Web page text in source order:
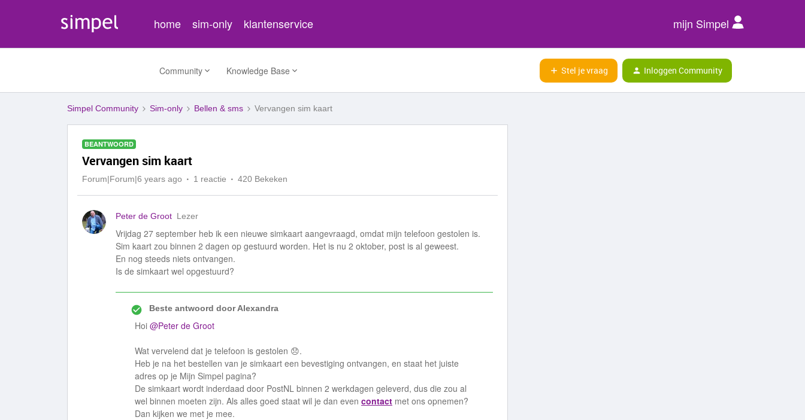
home sim-only klantenservice mijn Simpel
Community Knowledge Base Stel je vraag Inloggen Community
Simpel Community Sim-only Bellen & sms Vervangen sim kaart
BEANTWOORD
Vervangen sim kaart
Forum|Forum|6 years ago 1 reactie 420 Bekeken
Peter de Groot Lezer
Vrijdag 27 september heb ik een nieuwe simkaart aangevraagd, omdat mijn telefoon gestolen is.
Sim kaart zou binnen 2 dagen op gestuurd worden. Het is nu 2 oktober, post is al geweest.
En nog steeds niets ontvangen.
Is de simkaart wel opgestuurd?
Beste antwoord doorAlexandra
Hoi @Peter de Groot
Wat vervelend dat je telefoon is gestolen 😞.
Heb je na het bestellen van je simkaart een bevestiging ontvangen, en staat het juiste
adres op je Mijn Simpel pagina?
De simkaart wordt inderdaad door PostNL binnen 2 werkdagen geleverd, dus die zou al
wel binnen moeten zijn. Als alles goed staat wil je dan even contact met ons opnemen?
Dan kijken we met je mee.